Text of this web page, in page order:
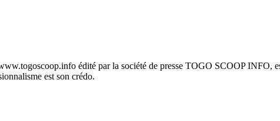
édité par la société de presse TOGO SCOOP INFO,
est son crédo.